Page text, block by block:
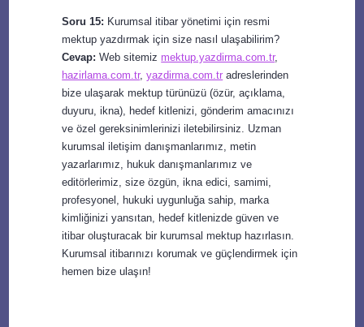
Soru 15: Kurumsal itibar yönetimi için resmi
mektup yazdırmak için size nasıl ulaşabilirim?
Cevap: Web sitemiz mektup.yazdirma.com.tr,
hazirlama.com.tr,yazdirma.com.tr adreslerinden
bize ulaşarak mektup türünüzü (özür, açıklama,
duyuru, ikna), hedef kitlenizi, gönderim amacınızı
ve özel gereksinimlerinizi iletebilirsiniz. Uzman
kurumsal iletişim danışmanlarımız, metin
yazarlarımız, hukuk danışmanlarımız ve
editörlerimiz, size özgün, ikna edici, samimi,
profesyonel, hukuki uygunluğa sahip, marka
kimliğinizi yansıtan, hedef kitlenizde güven ve
itibar oluşturacak bir kurumsal mektup hazırlasın.
Kurumsal itibarınızı korumak ve güçlendirmek için
hemen bize ulaşın!